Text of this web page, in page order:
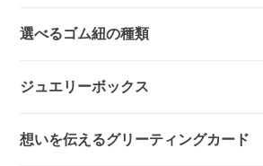
選べるゴム紐の種類
ジュエリーボックス
想いを伝えるグリーティングカード